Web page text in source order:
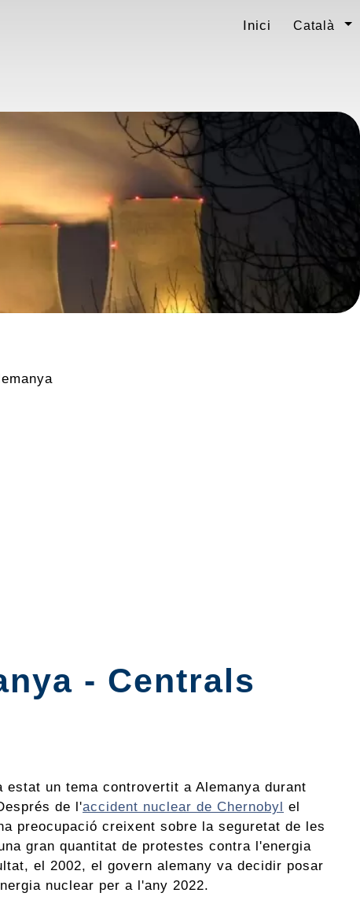
Inici Català
- Centrals
estat un tema controvertit a Alemanya durant
de l'accident nuclear de Chernobyl el
preocupació creixent sobre la seguretat de les
gran quantitat de protestes contra l'energia
el 2002, el govern alemany va decidir posar
nuclear per a l'any 2022.